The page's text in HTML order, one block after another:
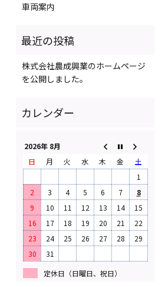
車両案内
株式会社農成興業のホームページ
を公開しました。
2026年 8月
日
月 火 水 木 金
土
1
2
3 4 5 6 7
8
9
10 11 12 13 14
15
16
17 18 19 20 21
22
23
24 25 26 27 28
29
30
31
定休日（日曜日、祝日）